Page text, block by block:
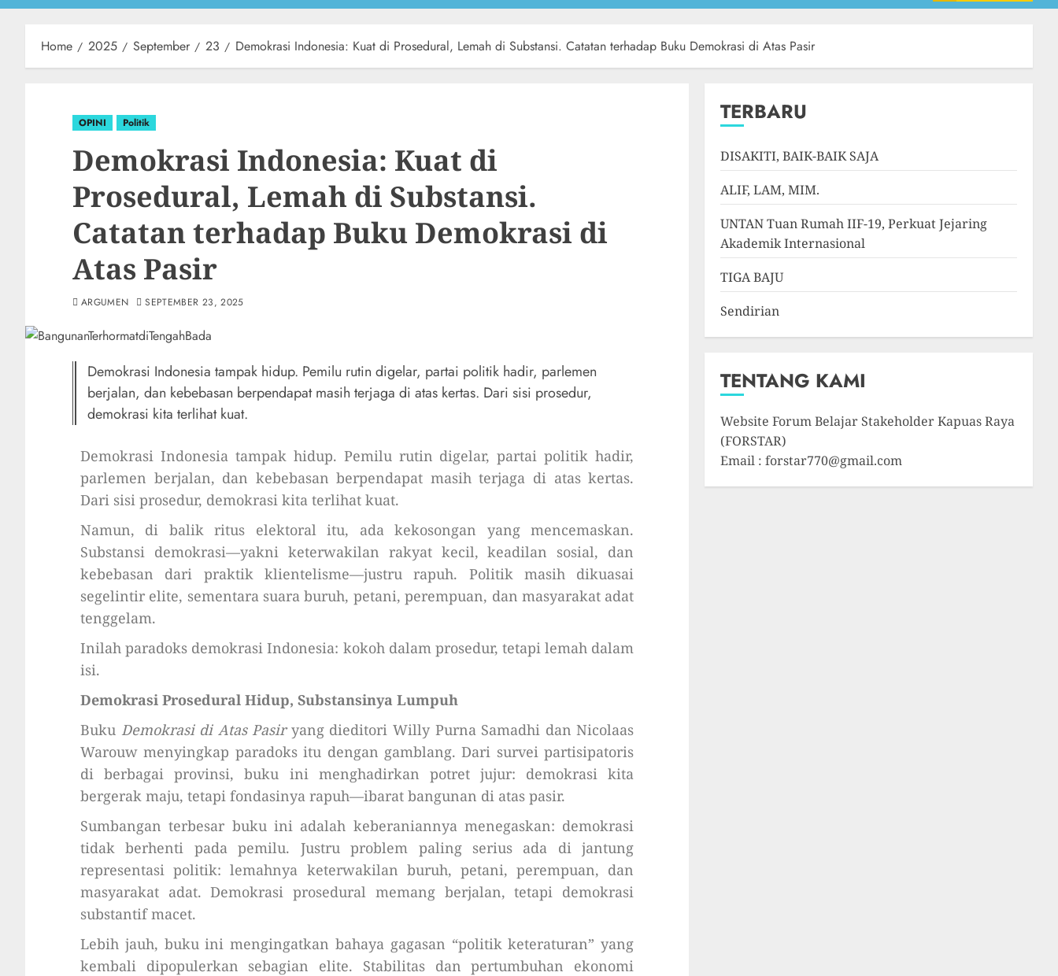
Home 2025 September 23 Demokrasi Indonesia: Kuat di Prosedural, Lemah di Substansi. Catatan terhadap Buku Demokrasi di Atas Pasir
OPINI Politik
Demokrasi Indonesia: Kuat di
Prosedural, Lemah di Substansi.
Catatan terhadap Buku Demokrasi di
Atas Pasir
ARGUMEN SEPTEMBER 23, 2025
Demokrasi Indonesia tampak hidup. Pemilu rutin digelar, partai politik hadir, parlemen
berjalan, dan kebebasan berpendapat masih terjaga di atas kertas. Dari sisi prosedur,
demokrasi kita terlihat kuat.
Demokrasi Indonesia tampak hidup. Pemilu rutin digelar, partai politik hadir,
parlemen berjalan, dan kebebasan berpendapat masih terjaga di atas kertas.
Dari sisi prosedur, demokrasi kita terlihat kuat.
Namun, di balik ritus elektoral itu, ada kekosongan yang mencemaskan.
Substansi demokrasi—yakni keterwakilan rakyat kecil, keadilan sosial, dan
kebebasan dari praktik klientelisme—justru rapuh. Politik masih dikuasai
segelintir elite, sementara suara buruh, petani, perempuan, dan masyarakat adat
tenggelam.
Inilah paradoks demokrasi Indonesia: kokoh dalam prosedur, tetapi lemah dalam
isi.
Demokrasi Prosedural Hidup, Substansinya Lumpuh
Buku Demokrasi di Atas Pasiryang dieditori Willy Purna Samadhi dan Nicolaas
Warouw menyingkap paradoks itu dengan gamblang. Dari survei partisipatoris
di berbagai provinsi, buku ini menghadirkan potret jujur: demokrasi kita
bergerak maju, tetapi fondasinya rapuh—ibarat bangunan di atas pasir.
Sumbangan terbesar buku ini adalah keberaniannya menegaskan: demokrasi
tidak berhenti pada pemilu. Justru problem paling serius ada di jantung
representasi politik: lemahnya keterwakilan buruh, petani, perempuan, dan
masyarakat adat. Demokrasi prosedural memang berjalan, tetapi demokrasi
substantif macet.
Lebih jauh, buku ini mengingatkan bahaya gagasan “politik keteraturan” yang
kembali dipopulerkan sebagian elite. Stabilitas dan pertumbuhan ekonomi
TERBARU
DISAKITI, BAIK-BAIK SAJA
ALIF, LAM, MIM.
UNTAN Tuan Rumah IIF-19, Perkuat Jejaring
Akademik Internasional
TIGA BAJU
Sendirian
TENTANG KAMI
Website Forum Belajar Stakeholder Kapuas Raya
(FORSTAR)
Email : forstar770@gmail.com